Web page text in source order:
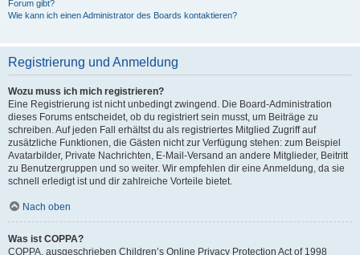
Forum gibt?
Wie kann ich einen Administrator des Boards kontaktieren?
Registrierung und Anmeldung
Wozu muss ich mich registrieren?
Eine Registrierung ist nicht unbedingt zwingend. Die Board-Administration
dieses Forums entscheidet, ob du registriert sein musst, um Beiträge zu
schreiben. Auf jeden Fall erhältst du als registriertes Mitglied Zugriff auf
zusätzliche Funktionen, die Gästen nicht zur Verfügung stehen: zum Beispiel
Avatarbilder, Private Nachrichten, E-Mail-Versand an andere Mitglieder, Beitritt
zu Benutzergruppen und so weiter. Wir empfehlen dir eine Anmeldung, da sie
schnell erledigt ist und dir zahlreiche Vorteile bietet.
Nach oben
Was ist COPPA?
COPPA, ausgeschrieben Children’s Online Privacy Protection Act of 1998